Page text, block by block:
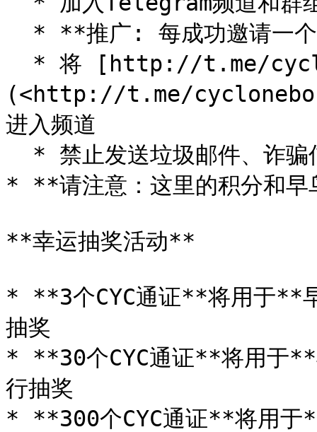
(<http://t.me/
进入频道
* **请注意：这里的积分和早
**幸运抽奖活动**
* **3个CYC通证**将用于**
抽奖
* **30个CYC通证**将用于**
行抽奖
* **300个CYC通证**将用于